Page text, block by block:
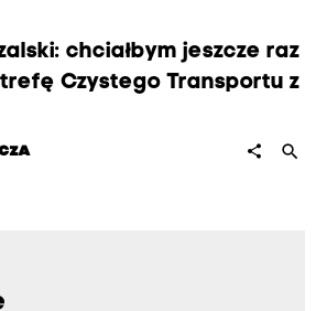
chciałbym jeszcze raz
Czystego Transportu z
share search